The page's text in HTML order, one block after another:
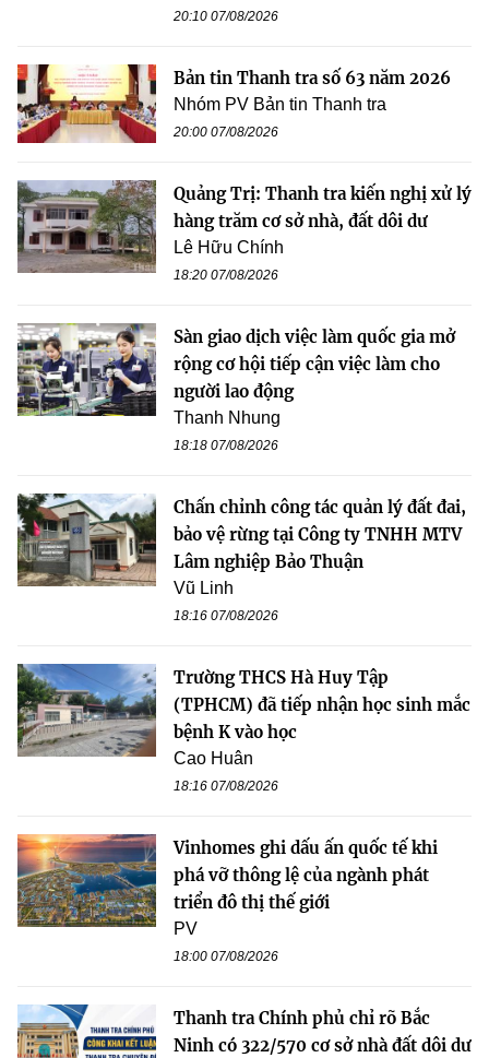
20:10 07/08/2026
Bản tin Thanh tra số 63 năm 2026
Nhóm PV Bản tin Thanh tra
20:00 07/08/2026
Quảng Trị: Thanh tra kiến nghị xử lý
hàng trăm cơ sở nhà, đất dôi dư
Lê Hữu Chính
18:20 07/08/2026
Sàn giao dịch việc làm quốc gia mở
rộng cơ hội tiếp cận việc làm cho
người lao động
Thanh Nhung
18:18 07/08/2026
Chấn chỉnh công tác quản lý đất đai,
bảo vệ rừng tại Công ty TNHH MTV
Lâm nghiệp Bảo Thuận
Vũ Linh
18:16 07/08/2026
Trường THCS Hà Huy Tập
(TPHCM) đã tiếp nhận học sinh mắc
bệnh K vào học
Cao Huân
18:16 07/08/2026
Vinhomes ghi dấu ấn quốc tế khi
phá vỡ thông lệ của ngành phát
triển đô thị thế giới
PV
18:00 07/08/2026
Thanh tra Chính phủ chỉ rõ Bắc
Ninh có 322/570 cơ sở nhà đất dôi dư